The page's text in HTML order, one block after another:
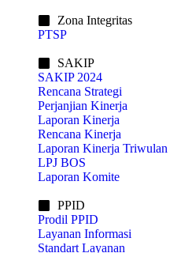
Zona Integritas
PTSP
SAKIP
SAKIP 2024
Rencana Strategi
Perjanjian Kinerja
Laporan Kinerja
Rencana Kinerja
Laporan Kinerja Triwulan
LPJ BOS
Laporan Komite
PPID
Prodil PPID
Layanan Informasi
Standart Layanan